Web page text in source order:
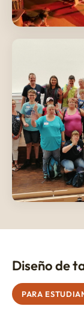
Diseño de
PARA